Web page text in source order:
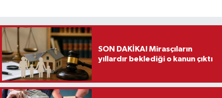
SON DAKİKA! Mirasçıların
yıllardır beklediği o kanun çıktı